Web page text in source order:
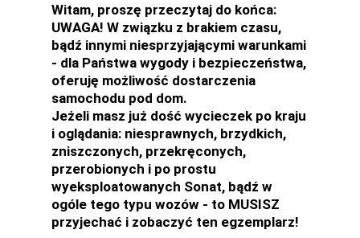
Witam, proszę przeczytaj do końca:
UWAGA! W związku z brakiem czasu,
bądź innymi niesprzyjającymi warunkami
- dla Państwa wygody i bezpieczeństwa,
oferuję możliwość dostarczenia
samochodu pod dom.
Jeżeli masz już dość wycieczek po kraju
i oglądania: niesprawnych, brzydkich,
zniszczonych, przekręconych,
przerobionych i po prostu
wyeksploatowanych Sonat, bądź w
ogóle tego typu wozów - to MUSISZ
przyjechać i zobaczyć ten egzemplarz!